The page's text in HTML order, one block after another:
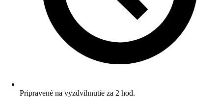
Pripravené na vyzdvihnutie za 2 hod.